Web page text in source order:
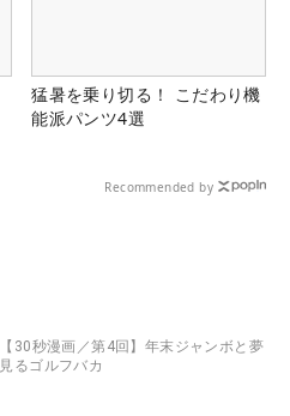
猛暑を乗り切る！ こだわり機
能派パンツ4選
Recommended by
【30秒漫画／第4回】年末ジャンボと夢
見るゴルフバカ